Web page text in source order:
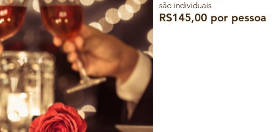
são individuais
R$145,00 por pessoa